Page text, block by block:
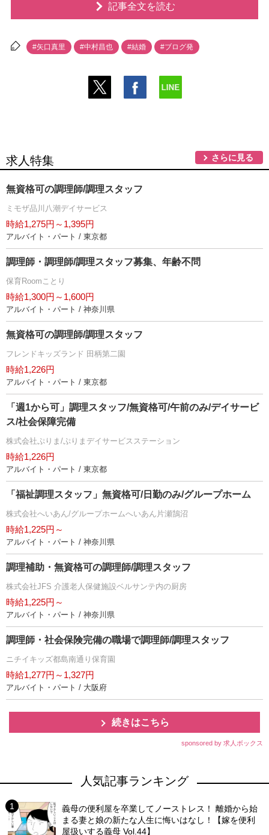
記事全文を読む
#矢口真里 #中村昌也 #結婚 #ブログ発
求人特集 さらに見る
無資格可の調理師/調理スタッフ
ミモザ品川八潮デイサービス
時給1,275円～1,395円
アルバイト・パート / 東京都
調理師・調理師/調理スタッフ募集、年齢不問
保育Roomことり
時給1,300円～1,600円
アルバイト・パート / 神奈川県
無資格可の調理師/調理スタッフ
フレンドキッズランド 田柄第二園
時給1,226円
アルバイト・パート / 東京都
「週1から可」調理スタッフ/無資格可/午前のみ/デイサービ
ス/社会保障完備
株式会社ぷりま/ぷりまデイサービスステーション
時給1,226円
アルバイト・パート / 東京都
「福祉調理スタッフ」無資格可/日勤のみ/グループホーム
株式会社へいあん/グループホームへいあん片瀬鵠沼
時給1,225円～
アルバイト・パート / 神奈川県
調理補助・無資格可の調理師/調理スタッフ
株式会社JFS 介護老人保健施設ベルサンテ内の厨房
時給1,225円～
アルバイト・パート / 神奈川県
調理師・社会保険完備の職場で調理師/調理スタッフ
ニチイキッズ都島南通り保育園
時給1,277円～1,327円
アルバイト・パート / 大阪府
続きはこちら
sponsored by 求人ボックス
人気記事ランキング
義母の便利屋を卒業してノーストレス！ 離婚から始
まる妻と娘の新たな人生に悔いはなし！【嫁を便利
屋扱いする義母 Vol.44】